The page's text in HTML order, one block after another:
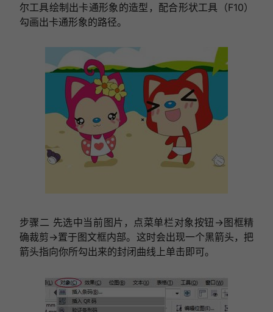
尔工具绘制出卡通形象的造型，配合形状工具（F10）
勾画出卡通形象的路径。
步骤二 先选中当前图片，点菜单栏对象按钮→图框精
确裁剪→置于图文框内部。这时会出现一个黑箭头，把
箭头指向你所勾出来的封闭曲线上单击即可。